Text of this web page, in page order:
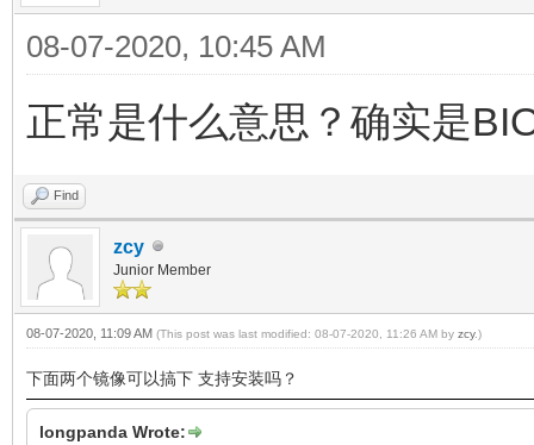
08-07-2020, 10:45 AM
正常是什么意思？确实是
Find
zcy
Junior Member
08-07-2020, 11:09 AM (This post was last modified: 08-07-2020, 11:26 AM by zcy.)
下面两个镜像可以搞下 支持安装吗？
longpanda Wrote: